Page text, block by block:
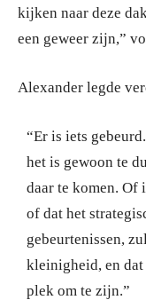
kijken naar deze
een geweer zijn,”
Alexander legde
“Er is iets
het is gewoon te
daar te komen. Of
of dat het
gebeurtenissen,
kleinigheid, en dat
plek om te zijn.”